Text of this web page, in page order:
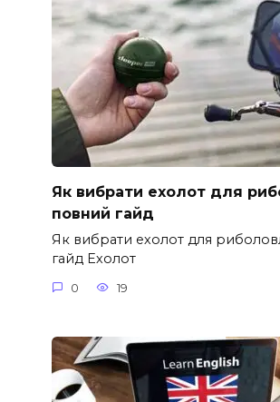
Як вибрати ехолот для
повний гайд
Як вибрати ехолот для
гайд Ехолот
0 19